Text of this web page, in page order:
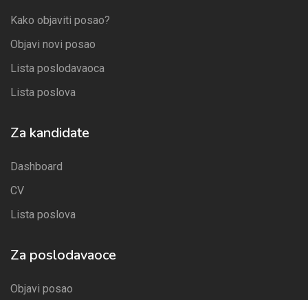
Kako objaviti posao?
Objavi novi posao
Lista poslodavaoca
Lista poslova
Za kandidate
Dashboard
CV
Lista poslova
Za poslodavaoce
Objavi posao